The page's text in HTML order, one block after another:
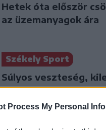
Process My Personal
Hetek óta először
az üzemanyagok ára
Székely Sport
Súlyos veszteség,
hónapra eltiltották a
OSK